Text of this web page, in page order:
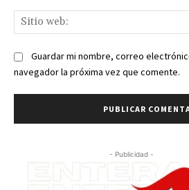
Guardar mi nombre, correo
navegador la próxima vez que comente.
- Publicidad -